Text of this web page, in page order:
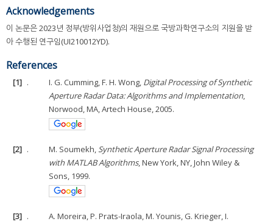
Acknowledgements
이 논문은 2023년 정부(방위사업청)의 재원으로 국방과학연구소의 지원을 받
아 수행된 연구임(UI210012YD).
References
[1] . I. G. Cumming, F. H. Wong, Digital Processing of Synthetic
Aperture Radar Data: Algorithms and Implementation,
Norwood, MA, Artech House, 2005.
[2] . M. Soumekh, Synthetic Aperture Radar Signal Processing
with MATLAB Algorithms, New York, NY, John Wiley &
Sons, 1999.
[3] .
A. Moreira, P. Prats-Iraola, M. Younis, G. Krieger, I.